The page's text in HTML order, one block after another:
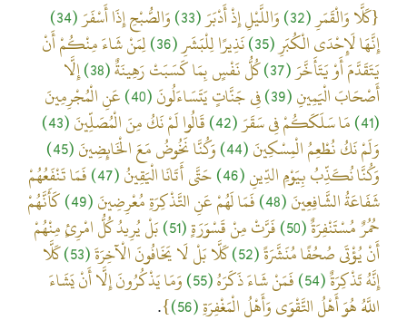
{كَلَّا وَالْقَمَرِ(32) وَاللَّيْلِ إِذْ أَدْبَرَ(33) وَالصُّبْحِ إِذَا أَسْفَرَ(34)
إِنَّهَا لَإِحْدَى الْكُبَرِ (35) نَذِيرًا لِلْبَشَرِ(36)
لِمَنْ شَاءَ مِنْكُمْ أَنْ
يَتَقَدَّمَ أَوْ يَتَأَخَّرَ(37) كُلُّ نَفْسٍ بِمَا كَسَبَتْ رَهِينَةٌ(38)
إِلَّا
أَصْحَابَ الْيَمِينِ(39) فِي جَنَّاتٍ يَتَسَاءَلُونَ(40)
عَنِ الْمُجْرِمِينَ
(41)
مَا سَلَكَكُمْ فِي سَقَرَ(42) قَالُوا لَمْ نَكُ مِنَ الْمُصَلِّينَ(43)
وَلَمْ نَكُ نُطْعِمُ الْمِسْكِينَ(44) وَكُنَّا نَخُوضُ مَعَ الْخَائِضِينَ(45)
وَكُنَّا نُكَذِّبُ بِيَوْمِ الدِّينِ(46) حَتَّى أَتَانَا الْيَقِينُ(47)
فَمَا تَنْفَعُهُمْ
شَفَاعَةُ الشَّافِعِينَ(48) فَمَا لَهُمْ عَنِ التَّذْكِرَةِ مُعْرِضِينَ(49)
كَأَنَّهُمْ
حُمُرٌ مُسْتَنْفِرَةٌ(50) فَرَّتْ مِنْ قَسْوَرَةٍ(51)
بَلْ يُرِيدُ كُلُّ امْرِئٍ مِنْهُمْ
أَنْ يُؤْتَى صُحُفًا مُنَشَّرَةً(52) كَلَّا بَلْ لَا يَخَافُونَ الْآخِرَةَ(53)
كَلَّا
إِنَّهُ تَذْكِرَةٌ(54) فَمَنْ شَاءَ ذَكَرَهُ(55)
وَمَا يَذْكُرُونَ إِلَّا أَنْ يَشَاءَ
اللَّهُ هُوَ أَهْلُ التَّقْوَى وَأَهْلُ الْمَغْفِرَةِ(56)
}
.